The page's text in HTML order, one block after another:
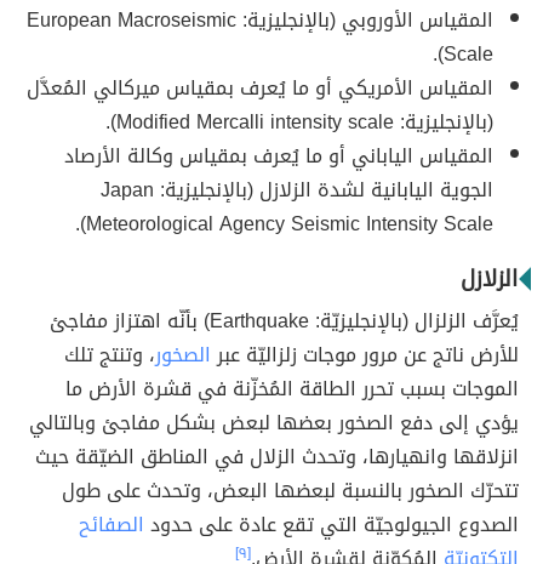
المقياس الأوروبي (بالإنجليزية: European Macroseismic
Scale).
المقياس الأمريكي أو ما يُعرف بمقياس ميركالي المُعدَّل
(بالإنجليزية: Modified Mercalli intensity scale).
المقياس الياباني أو ما يُعرف بمقياس وكالة الأرصاد
الجوية اليابانية لشدة الزلازل (بالإنجليزية: Japan
Meteorological Agency Seismic Intensity Scale).
الزلازل
يُعرَّف الزلزال (بالإنجليزيّة: Earthquake) بأنّه اهتزاز مفاجئ
للأرض ناتج عن مرور موجات زلزاليّة عبرالصخور، وتنتج تلك
الموجات بسبب تحرر الطاقة المُخزّنة في قشرة الأرض ما
يؤدي إلى دفع الصخور بعضها لبعض بشكل مفاجئ وبالتالي
انزلاقها وانهيارها، وتحدث الزلال في المناطق الضيّقة حيث
تتحرّك الصخور بالنسبة لبعضها البعض، وتحدث على طول
الصدوع الجيولوجيّة التي تقع عادة على حدود الصفائح
[٩]